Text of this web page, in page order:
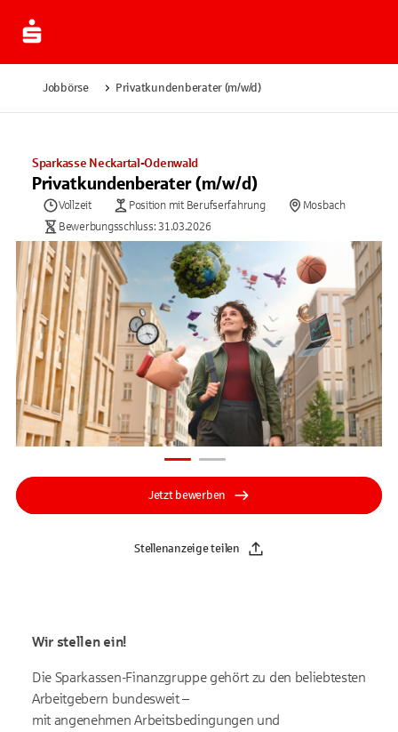
Jobbörse Privatkundenberater (m/w/d)
Sparkasse Neckartal-Odenwald
Privatkundenberater (m/w/d)
Vollzeit Position mit Berufserfahrung
Mosbach
Bewerbungsschluss: 31.03.2026
Jetzt bewerben
Stellenanzeige teilen
Wir stellen ein!
Die Sparkassen-Finanzgruppe gehört zu den beliebtesten
Arbeitgebern bundesweit –
mit angenehmen Arbeitsbedingungen und